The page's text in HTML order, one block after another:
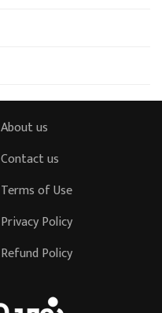
About us
Contact us
Terms of Use
Privacy Policy
Refund Policy